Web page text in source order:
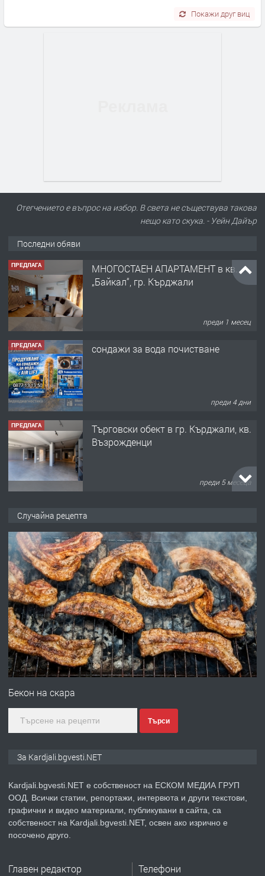
Покажи друг виц
Отегчението е въпрос на избор. В света не съществува такова
нещо като скука. - Уейн Дайър
Последни обяви
ПРЕДЛАГА сондажи за вода почистване
ПРЕДЛАГА
Tърговски обект в гр. Кърджали, кв.
ПРЕДЛАГА
преди 6 месеца
ПРЕДЛАГА
Заведение /ресторант, бистро/ в с.
Чакаларово, община Кирково
преди 7 месеца
ПРЕДЛАГА
Гараж под наем в супер център
Кърджали
ПРЕДЛАГА
№3972 Парцел в регулация на брега
на язовир Студен кладенец 331м2 |
ПРЕДЛАГА
Курс
„Електротехник”/”Електромонтьор”
дистанционна или дневна форма на
Случайна рецепта
Бекон на скара
Търси
За Kardjali.bgvesti.NET
Kardjali.bgvesti.NET е собственост на ЕСКОМ МЕДИА ГРУП
ООД. Всички статии, репортажи, интервюта и други текстови,
графични и видео материали, публикувани в сайта, са
собственост на Kardjali.bgvesti.NET, освен ако изрично е
посочено друго.
Главен редактор Телефони